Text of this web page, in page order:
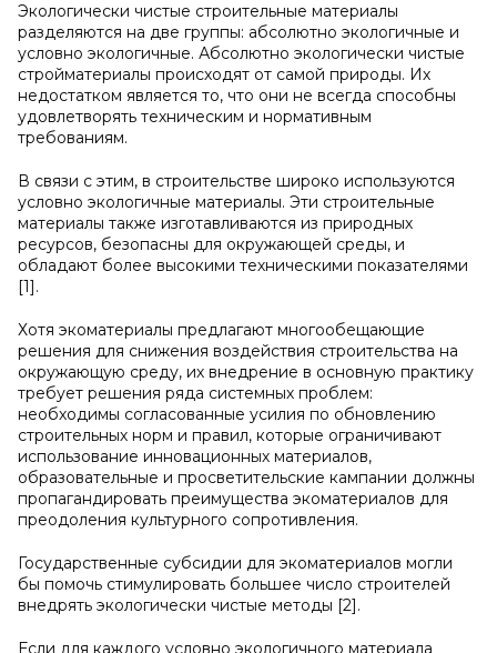
Экологически чистые строительные материалы
разделяются на две группы: абсолютно экологичные и
условно экологичные. Абсолютно экологически чистые
стройматериалы происходят от самой природы. Их
недостатком является то, что они не всегда способны
удовлетворять техническим и нормативным
требованиям.
В связи с этим, в строительстве широко используются
условно экологичные материалы. Эти строительные
материалы также изготавливаются из природных
ресурсов, безопасны для окружающей среды, и
обладают более высокими техническими показателями
[1].
Хотя экоматериалы предлагают многообещающие
решения для снижения воздействия строительства на
окружающую среду, их внедрение в основную практику
требует решения ряда системных проблем:
необходимы согласованные усилия по обновлению
строительных норм и правил, которые ограничивают
использование инновационных материалов,
образовательные и просветительские кампании должны
пропагандировать преимущества экоматериалов для
преодоления культурного сопротивления.
Государственные субсидии для экоматериалов могли
бы помочь стимулировать большее число строителей
внедрять экологически чистые методы [2].
Если для каждого условно экологичного материала